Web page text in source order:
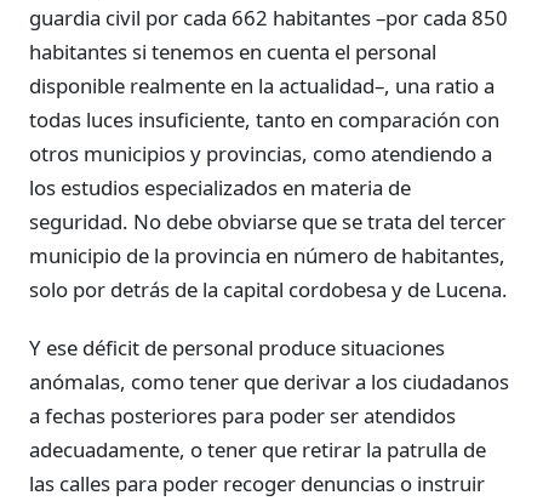
guardia civil por cada 662 habitantes –por cada 850
habitantes si tenemos en cuenta el personal
disponible realmente en la actualidad–, una ratio a
todas luces insuficiente, tanto en comparación con
otros municipios y provincias, como atendiendo a
los estudios especializados en materia de
seguridad. No debe obviarse que se trata del tercer
municipio de la provincia en número de habitantes,
solo por detrás de la capital cordobesa y de Lucena.
Y ese déficit de personal produce situaciones
anómalas, como tener que derivar a los ciudadanos
a fechas posteriores para poder ser atendidos
adecuadamente, o tener que retirar la patrulla de
las calles para poder recoger denuncias o instruir